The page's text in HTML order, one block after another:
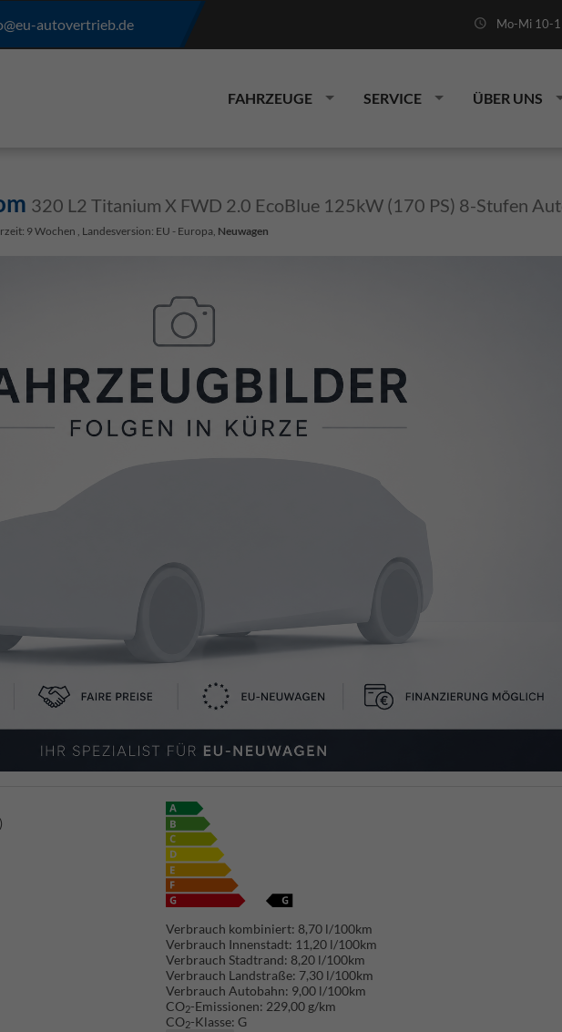
autovertrieb.de Mo-Mi 10-
FAHRZEUGE SERVICE ÜBER UNS
320 L2 Titanium X FWD 2.0 EcoBlue 125kW (170 PS) 8-Stufen
9 Wochen , Landesversion: EU - Europa, Neuwagen
Verbrauch kombiniert: 8,70 l/100km
Verbrauch Innenstadt: 11,20 l/100km
Verbrauch Stadtrand: 8,20 l/100km
Verbrauch Landstraße: 7,30 l/100km
Verbrauch Autobahn: 9,00 l/100km
CO2-Emissionen: 229,00 g/km
CO2-Klasse: G